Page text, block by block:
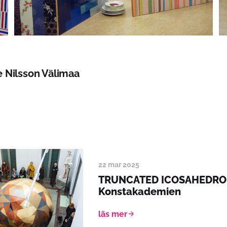
Nilsson Välimaa
22 mar 2025
TRUNCATED
Konstakademien
läs mer